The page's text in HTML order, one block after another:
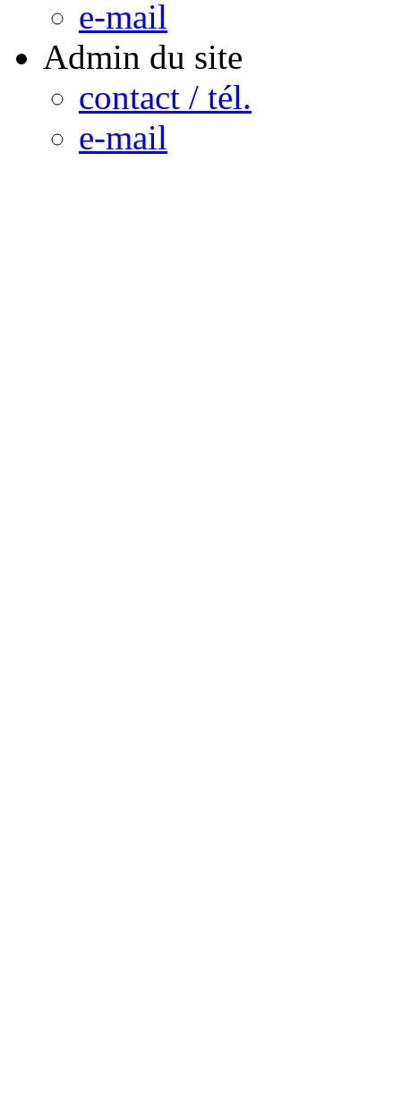
e-mail
Admin du site
contact / tél.
e-mail